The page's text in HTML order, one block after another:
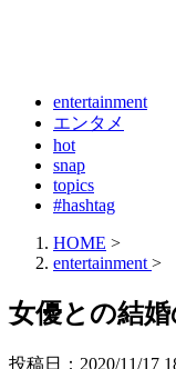
entertainment
エンタメ
hot
snap
topics
#hashtag
HOME >
entertainment >
女優との結
投稿日：2020/11/17